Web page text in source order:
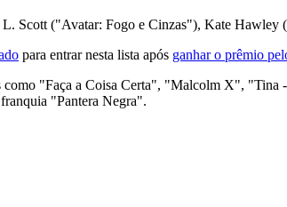
L. Scott ("Avatar: Fogo e Cinzas"), Kate
para entrar nesta lista após ganhar o prêmio
como "Faça a Coisa Certa", "Malcolm X",
"Pantera Negra".